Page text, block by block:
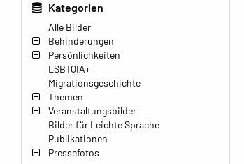
Kategorien
Alle Bilder
Behinderungen
Persönlichkeiten
LSBTQIA+
Migrationsgeschichte
Themen
Veranstaltungsbilder
Bilder für Leichte Sprache
Publikationen
Pressefotos